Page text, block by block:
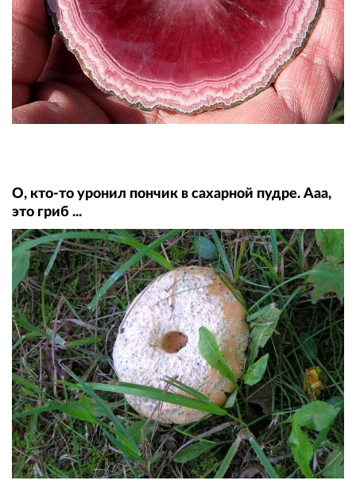
О, кто-то уронил пончик в сахарной пудре. Ааа,
это гриб ...